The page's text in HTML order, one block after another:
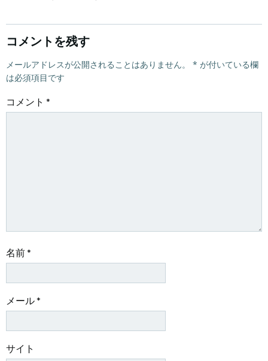
ナ
ビ
ゲ
ー
ナ
ゲ
コメントを残す
メールアドレスが公開されることはありません。 * が付いている欄
は必須項目です
コメント *
名前*
メール*
サイト